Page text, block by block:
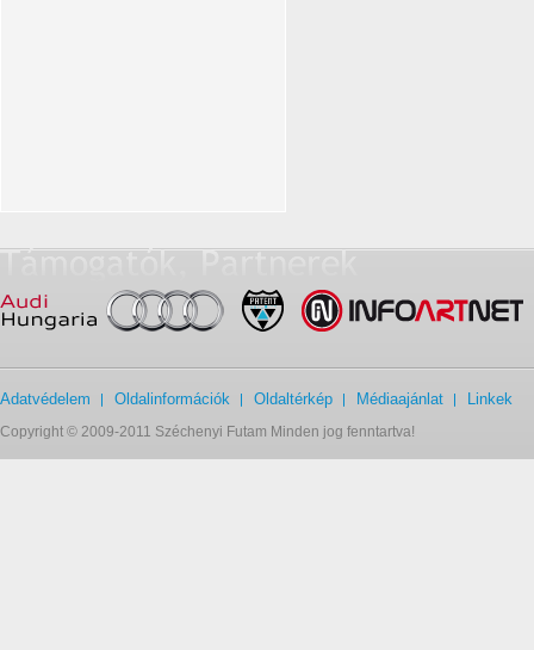
Adatvédelem Oldalinformációk Oldaltérkép Médiaajánlat Linkek
Copyright © 2009-2011 Széchenyi Futam Minden jog fenntartva!